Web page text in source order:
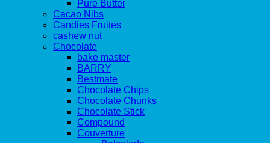
Pure Butter
Cacao Nibs
Candies Fruites
cashew nut
Chocolate
bake master
BARRY
Bestmate
Chocolate Chips
Chocolate Chunks
Chocolate Stick
Compound
Couverture